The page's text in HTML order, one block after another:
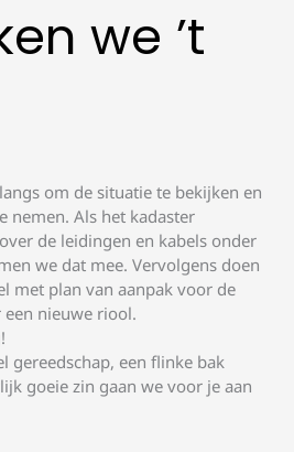
we ’t
om de situatie te bekijken en
nemen. Als het kadaster
de leidingen en kabels onder
we dat mee. Vervolgens doen
met plan van aanpak voor de
nieuwe riool.
gereedschap, een flinke bak
goeie zin gaan we voor je aan